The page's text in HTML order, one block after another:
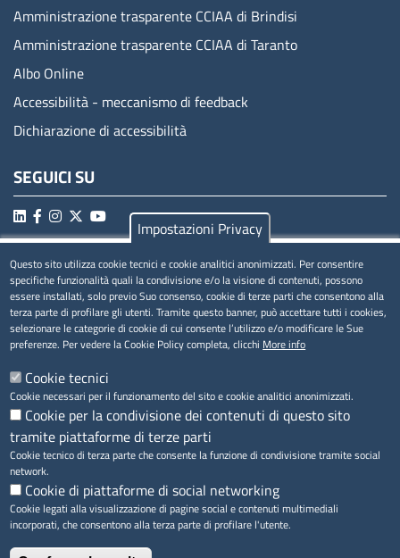
Amministrazione trasparente CCIAA di Brindisi
Amministrazione trasparente CCIAA di Taranto
Albo Online
Accessibilità - meccanismo di feedback
Dichiarazione di accessibilità
SEGUICI SU
MENÚ PRIVACY
Privacy
Cookie
Note legali
Accesso riservato
Impostazioni Privacy
Questo sito utilizza cookie tecnici e cookie analitici anonimizzati. Per consentire
specifiche funzionalità quali la condivisione e/o la visione di contenuti, possono
essere installati, solo previo Suo consenso, cookie di terze parti che consentono alla
terza parte di profilare gli utenti. Tramite questo banner, può accettare tutti i cookies,
selezionare le categorie di cookie di cui consente l’utilizzo e/o modificare le Sue
preferenze. Per vedere la Cookie Policy completa, clicchi More info
Cookie tecnici
Cookie necessari per il funzionamento del sito e cookie analitici anonimizzati.
Cookie per la condivisione dei contenuti di questo sito
tramite piattaforme di terze parti
Cookie tecnico di terza parte che consente la funzione di condivisione tramite social
network.
Cookie di piattaforme di social networking
Cookie legati alla visualizzazione di pagine social e contenuti multimediali
incorporati, che consentono alla terza parte di profilare l'utente.